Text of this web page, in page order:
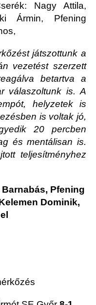
Nagy Attila,
Ármin, Pfening
játszottunk a
vezetést szerzett
betartva a
válaszoltunk is. A
helyzetek is
is voltak jó,
20 percben
és mentálisan is.
teljesítményhez
Barnabás, Pfening
Dominik,